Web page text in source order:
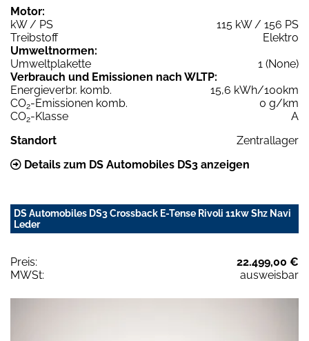
Motor:
kW / PS
115 kW / 156 PS
Treibstoff
Elektro
Umweltnormen:
Umweltplakette
1 (None)
Verbrauch und Emissionen nach WLTP:
Energieverbr. komb.
15,6 kWh/100km
CO2-Emissionen komb.
0 g/km
CO2-Klasse
A
Standort
Zentrallager
Details zum DS Automobiles DS3 anzeigen
DS Automobiles DS3 Crossback E-Tense Rivoli 11kw Shz Navi
Leder
Preis:
22.499,00 €
MWSt:
ausweisbar